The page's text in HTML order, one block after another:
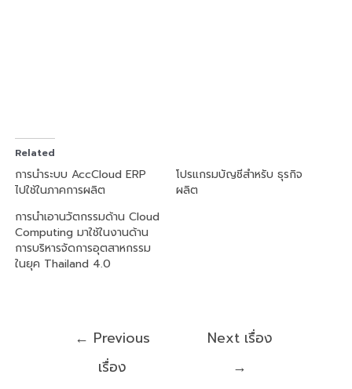
Related
การนำระบบ AccCloud ERP
ไปใช้ในภาคการผลิต
โปรแกรมบัญชีสำหรับ ธุรกิจ
ผลิต
การนำเอานวัตกรรมด้าน Cloud
Computing มาใช้ในงานด้าน
การบริหารจัดการอุตสาหกรรม
ในยุค Thailand 4.0
← Previous
เรื่อง
Next เรื่อง
→